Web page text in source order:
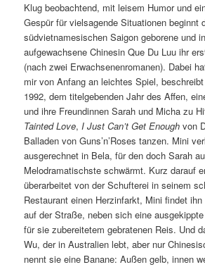
Klug beobachtend, mit leisem Humor und
Gespür für vielsagende Situationen beginnt
südvietnamesischen Saigon geborene und
aufgewachsene Chinesin Que Du Luu ihr
(nach zwei Erwachsenenromanen). Dabei
mir von Anfang an leichtes Spiel,
1992, dem titelgebenden Jahr des Affen,
und ihre Freundinnen Sarah und Micha zu
Tainted Love,I Just Can’t Get Enoughvon
Balladen von Guns’n’Roses tanzen. Mini
ausgerechnet in Bela, für den doch Sarah
Melodramatischste schwärmt. Kurz darauf
überarbeitet von der Schufterei in seinem
Restaurant einen Herzinfarkt, Mini findet
auf der Straße, neben sich eine
für sie zubereitetem gebratenen Reis. Und
Wu, der in Australien lebt, aber nur
nennt sie eine Banane: Außen gelb, innen